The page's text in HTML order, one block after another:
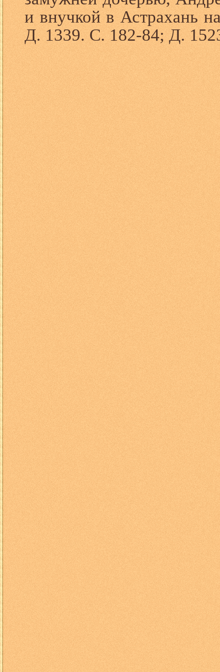
и внучкой в Астрахань
Д. 1339. С. 182-84; Д.